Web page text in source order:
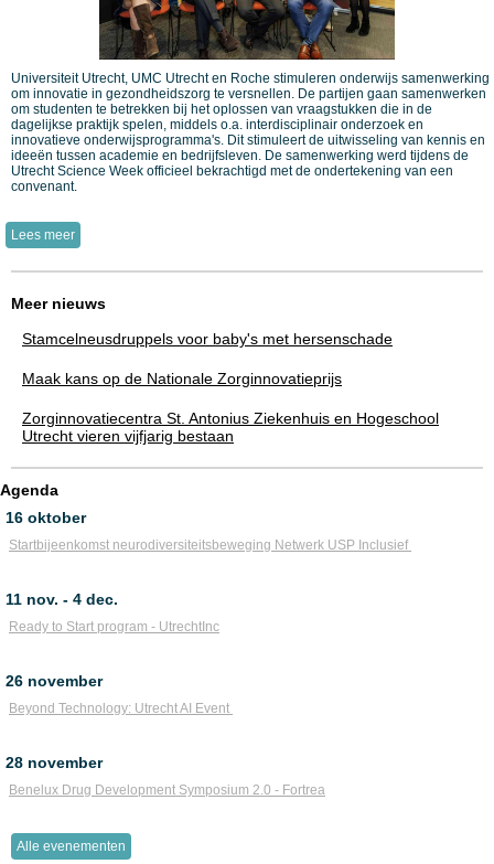
Universiteit Utrecht, UMC Utrecht en Roche stimuleren onderwijs samenwerking
om innovatie in gezondheidszorg te versnellen. De partijen gaan samenwerken
om studenten te betrekken bij het oplossen van vraagstukken die in de
dagelijkse praktijk spelen, middels o.a. interdisciplinair onderzoek en
innovatieve onderwijsprogramma's. Dit stimuleert de uitwisseling van kennis en
ideeën tussen academie en bedrijfsleven. De samenwerking werd tijdens de
Utrecht Science Week officieel bekrachtigd met de ondertekening van een
convenant.
Lees meer
Meer nieuws
Stamcelneusdruppels voor baby's met hersenschade
Maak kans op de Nationale Zorginnovatieprijs
Zorginnovatiecentra St. Antonius Ziekenhuis en Hogeschool
Utrecht vieren vijfjarig bestaan
Agenda
16 oktober
Startbijeenkomst neurodiversiteitsbeweging Netwerk USP Inclusief
11 nov. - 4 dec.
Ready to Start program - UtrechtInc
26 november
Beyond Technology: Utrecht AI Event
28 november
Benelux Drug Development Symposium 2.0 - Fortrea
Alle evenementen